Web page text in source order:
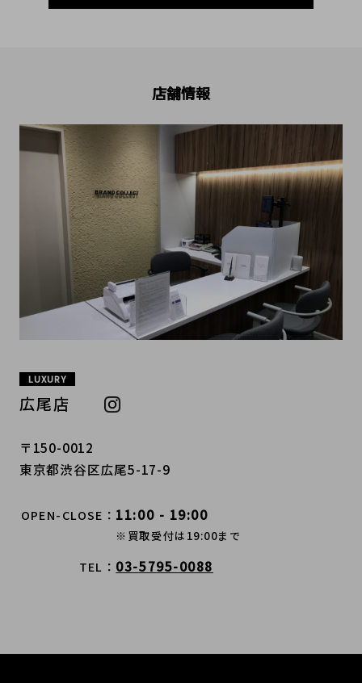
店舗情報
LUXURY
広尾店
〒150-0012
東京都渋谷区広尾5-17-9
OPEN-CLOSE 11:00 - 19:00
※買取受付は19:00まで
TEL 03-5795-0088